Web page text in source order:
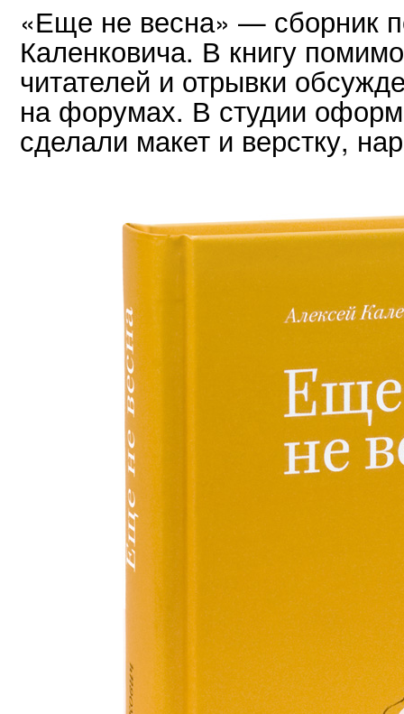
«Еще не весна» — сборник
Каленковича. В книгу
читателей и отрывки
на форумах. В студии
сделали макет и верстку,